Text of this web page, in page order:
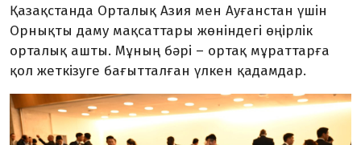
Қазақстанда Орталық Азия мен Ауғанстан үшін
Орнықты даму мақсаттары жөніндегі өңірлік
орталық ашты. Мұның бәрі – ортақ мұраттарға
қол жеткізуге бағытталған үлкен қадамдар.